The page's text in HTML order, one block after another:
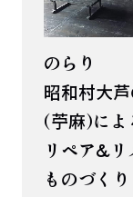
のらり
昭和村大
(苧麻)によ
リペア&リ
ものづくり